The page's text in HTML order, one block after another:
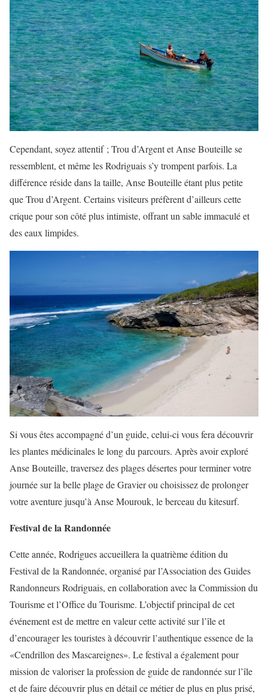
Cependant, soyez attentif ; Trou d’Argent et Anse Bouteille se
ressemblent, et même les Rodriguais s’y trompent parfois. La
différence réside dans la taille, Anse Bouteille étant plus petite
que Trou d’Argent. Certains visiteurs préfèrent d’ailleurs cette
crique pour son côté plus intimiste, offrant un sable immaculé et
des eaux limpides.
Si vous êtes accompagné d’un guide, celui-ci vous fera découvrir
les plantes médicinales le long du parcours. Après avoir exploré
Anse Bouteille, traversez des plages désertes pour terminer votre
journée sur la belle plage de Gravier ou choisissez de prolonger
votre aventure jusqu’à Anse Mourouk, le berceau du kitesurf.
Festival de la Randonnée
Cette année, Rodrigues accueillera la quatrième édition du
Festival de la Randonnée, organisé par l’Association des Guides
Randonneurs Rodriguais, en collaboration avec la Commission du
Tourisme et l’Office du Tourisme. L’objectif principal de cet
événement est de mettre en valeur cette activité sur l’île et
d’encourager les touristes à découvrir l’authentique essence de la
«Cendrillon des Mascareignes». Le festival a également pour
mission de valoriser la profession de guide de randonnée sur l’île
et de faire découvrir plus en détail ce métier de plus en plus prisé,